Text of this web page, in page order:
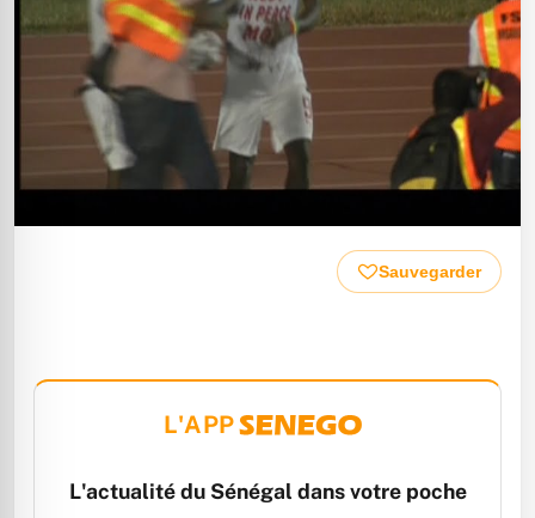
Sauvegarder
L'APP
L'actualité du Sénégal dans votre poche